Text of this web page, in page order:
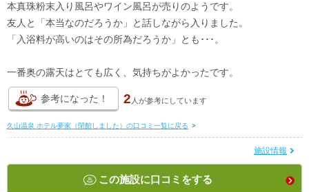
本真珠粉末入り風呂やワイン風呂が売りのようです。
友人と「本当なのだろうか」と話しながら入りました。
「入浴料が高いのはその所為だろうか」とも･･･。
一番奥の露天はとても広く、気持ちがよかったです。
参考になった！ 2 人が参考にしています
久山温泉 ホテル夢家（閉館しました）の口コミ一覧に戻る >
施設情報
この施設に口コミをする